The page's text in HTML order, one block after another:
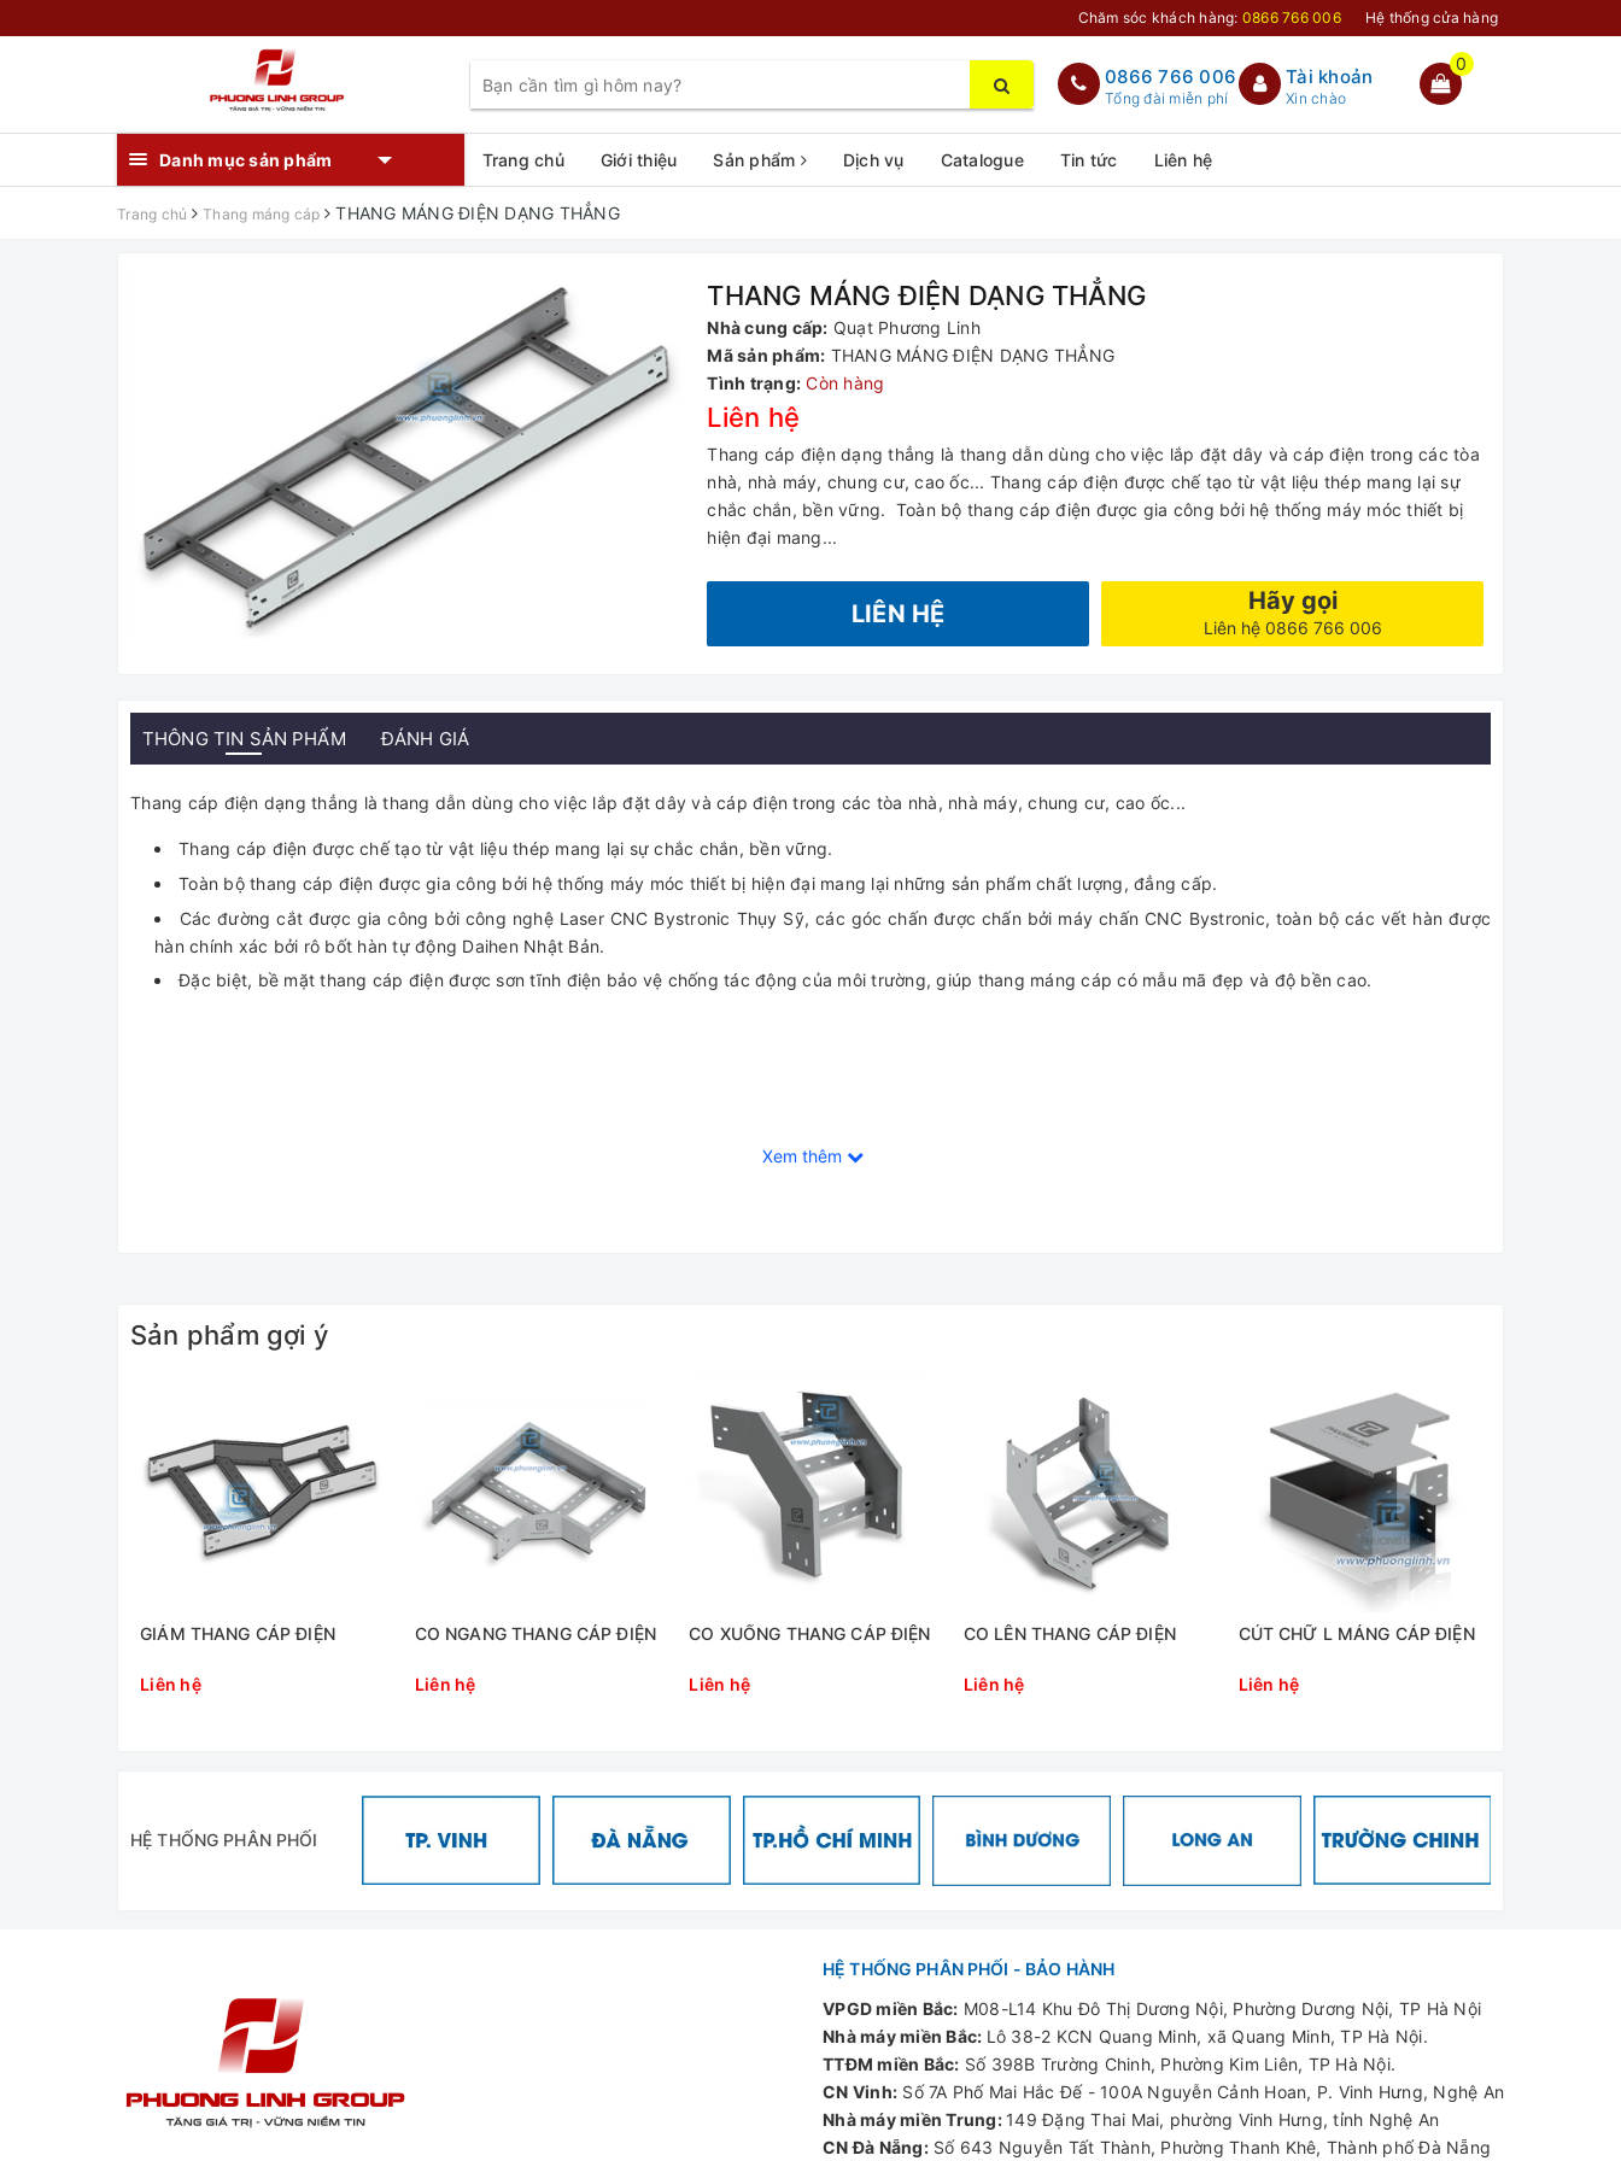
Chăm sóc khách hàng: 0866 766 006 Hệ thống cửa hàng
0866 766 006
Tổng đài miễn phí
Tài khoản
Xin chào
0
Danh mục sản phẩm Trang chủ Giới thiệu Sản phẩm Dịch vụ Catalogue Tin tức Liên hệ
Trang chủ Thang máng cáp THANG MÁNG ĐIỆN DẠNG THẲNG
THANG MÁNG ĐIỆN DẠNG THẲNG
Nhà cung cấp: Quạt Phương Linh
Mã sản phẩm: THANG MÁNG ĐIỆN DẠNG THẲNG
Tình trạng: Còn hàng
Liên hệ
Thang cáp điện dạng thẳng là thang dẫn dùng cho việc lắp đặt dây và cáp điện trong các tòa
nhà, nhà máy, chung cư, cao ốc... Thang cáp điện được chế tạo từ vật liệu thép mang lại sự
chắc chắn, bền vững. Toàn bộ thang cáp điện được gia công bởi hệ thống máy móc thiết bị
hiện đại mang...
LIÊN HỆ Hãy gọi
Liên hệ 0866 766 006
THÔNG TIN SẢN PHẨM ĐÁNH GIÁ
Thang cáp điện dạng thẳng là thang dẫn dùng cho việc lắp đặt dây và cáp điện trong các tòa nhà, nhà máy, chung cư, cao ốc...
Thang cáp điện được chế tạo từ vật liệu thép mang lại sự chắc chắn, bền vững.
Toàn bộ thang cáp điện được gia công bởi hệ thống máy móc thiết bị hiện đại mang lại những sản phẩm chất lượng, đẳng cấp.
Các đường cắt được gia công bởi công nghệ Laser CNC Bystronic Thụy Sỹ, các góc chấn được chấn bởi máy chấn CNC Bystronic, toàn bộ các vết hàn được
hàn chính xác bởi rô bốt hàn tự động Daihen Nhật Bản.
Đặc biệt, bề mặt thang cáp điện được sơn tĩnh điện bảo vệ chống tác động của môi trường, giúp thang máng cáp có mẫu mã đẹp và độ bền cao.
Xem thêm
Sản phẩm gợi ý
GIẢM THANG CÁP ĐIỆN
Liên hệ
CO NGANG THANG CÁP ĐIỆN
Liên hệ
CO XUỐNG THANG CÁP ĐIỆN
Liên hệ
CO LÊN THANG CÁP ĐIỆN
Liên hệ
CÚT CHỮ L MÁNG CÁP ĐIỆN
Liên hệ
HỆ THỐNG PHÂN PHỐI
HỆ THỐNG PHÂN PHỐI - BẢO HÀNH
VPGD miền Bắc: M08-L14 Khu Đô Thị Dương Nội, Phường Dương Nội, TP Hà Nội
Nhà máy miền Bắc: Lô 38-2 KCN Quang Minh, xã Quang Minh, TP Hà Nội.
TTĐM miền Bắc: Số 398B Trường Chinh, Phường Kim Liên, TP Hà Nội.
CN Vinh: Số 7A Phố Mai Hắc Đế - 100A Nguyễn Cảnh Hoan, P. Vinh Hưng, Nghệ An
Nhà máy miền Trung: 149 Đặng Thai Mai, phường Vinh Hưng, tỉnh Nghệ An
CN Đà Nẵng:Số 643 Nguyễn Tất Thành, Phường Thanh Khê, Thành phố Đà Nẵng